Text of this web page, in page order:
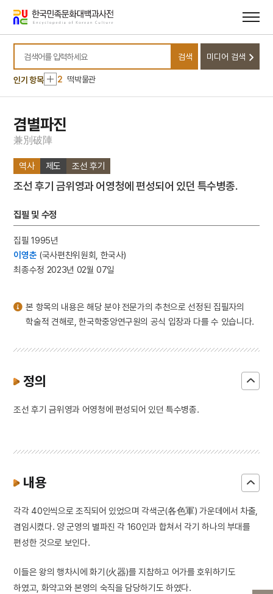
바로가기
바로가기
검색어를 입력하세요
검색 미디어 검색
인기 항목
10 윤덕영
1 대정실업친목회
2 떡박물관
3 충청도방언
5
7
서낭당
8 연교패독산
10 윤덕영
1
5 만취정
7
서낭당
10 윤덕영
겸별파진
兼別破陣
역사 제도 조선 후기
조선 후기 금위영과 어영청에 편성되어 있던 특수병종.
집필 및 수정
집필 1995년
이영춘 (국사편찬위원회, 한국사)
최종수정 2023년 02월 07일
본 항목의 내용은 해당 분야 전문가의 추천으로 선정된 집필자의
학술적 견해로, 한국학중앙연구원의 공식 입장과 다를 수 있습니다.
정의
조선 후기 금위영과 어영청에 편성되어 있던 특수병종.
내용
각각 40인씩으로 조직되어 있었으며 각색군(各色軍) 가운데에서 차출,
겸임시켰다. 양 군영의 별파진 각 160인과 합쳐서 각기 하나의 부대를
편성한 것으로 보인다.
이들은 왕의 행차시에 화기(火器)를 지참하고 어가를 호위하기도
하였고, 화약고와 본영의 숙직을 담당하기도 하였다.